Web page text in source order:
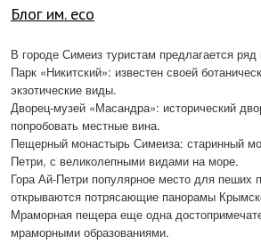
Блог им. eco
В городе Симеиз туристам предлагается
Парк «Никитский»: известен своей
экзотические виды.
Дворец-музей «Масандра»: исторический
попробовать местные вина.
Пещерный монастырь Симеиза: старинный
Петри, с великолепными видами на море.
Гора Ай-Петри популярное место для пеших
открываются потрясающие панорамы
Мраморная пещера еще одна
мраморными образованиями.